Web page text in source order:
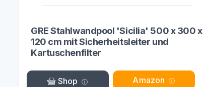
GRE Stahlwandpool 'Sicilia' 500 x 300 x
120 cm mit Sicherheitsleiter und
Kartuschenfilter
Shop Amazon